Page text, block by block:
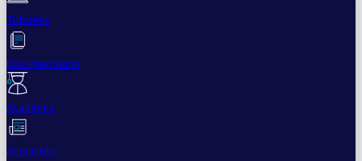
Tutoriels
Documentation
Académie
Actualités